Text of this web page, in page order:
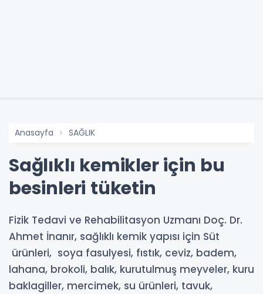
Anasayfa SAĞLIK
Sağlıklı kemikler için bu
besinleri tüketin
Fizik Tedavi ve Rehabilitasyon Uzmanı Doç. Dr.
Ahmet İnanır, sağlıklı kemik yapısı için Süt
ürünleri, soya fasulyesi, fıstık, ceviz, badem,
lahana, brokoli, balık, kurutulmuş meyveler, kuru
baklagiller, mercimek, su ürünleri, tavuk,